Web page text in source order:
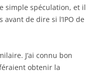
simple spéculation, et il
de dire si l’IPO de
J’ai connu bon
obtenir la